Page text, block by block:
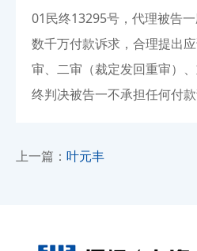
01民终13295号，代理被告
数千万付款诉求，合理提出
审、二审（裁定发回重审）
终判决被告一不承担任何付款
上一篇： 叶元丰